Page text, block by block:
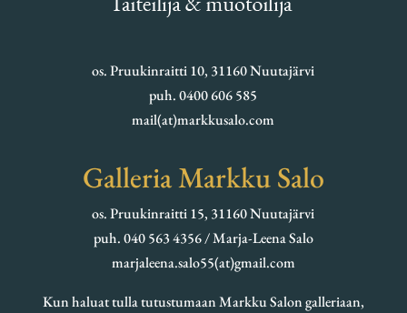
os. Pruukinraitti 10, 31160 Nuutajärvi
puh. 0400 606 585
mail(at)markkusalo.com
Galleria Markku Salo
os. Pruukinraitti 15, 31160 Nuutajärvi
puh. 040 563 4356 / Marja-Leena Salo
marjaleena.salo55(at)gmail.com
Kun haluat tulla tutustumaan Markku Salon galleriaan,